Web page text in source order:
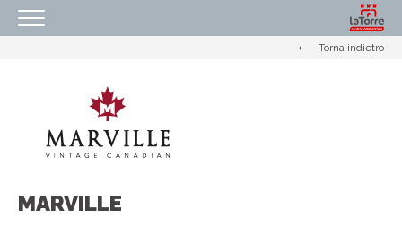
IL NOSTRO CENTRO
ORARI
COME RAGGIUNGERCI
PROMOZIONI
Torna indietro
MARVILLE